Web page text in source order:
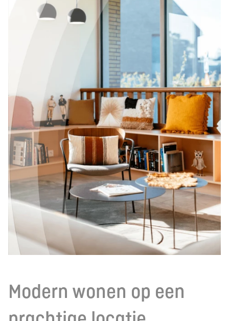
Modern wonen op een